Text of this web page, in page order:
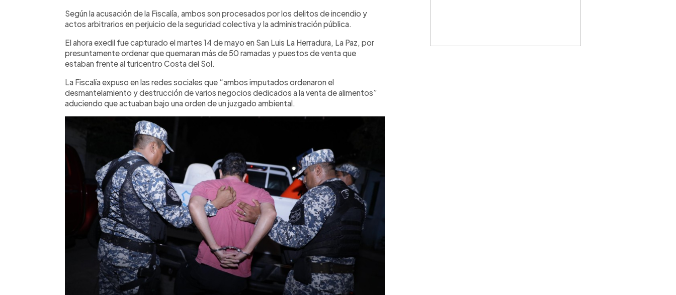
Según la acusación de la Fiscalía, ambos son procesados por los delitos de incendio y
actos arbitrarios en perjuicio de la seguridad colectiva y la administración pública.
El ahora exedil fue capturado el martes 14 de mayo en San Luis La Herradura, La Paz, por
presuntamente ordenar que quemaran más de 50 ramadas y puestos de venta que
estaban frente al turicentro Costa del Sol.
La Fiscalía expuso en las redes sociales que “ambos imputados ordenaron el
desmantelamiento y destrucción de varios negocios dedicados a la venta de alimentos”
aduciendo que actuaban bajo una orden de un juzgado ambiental.